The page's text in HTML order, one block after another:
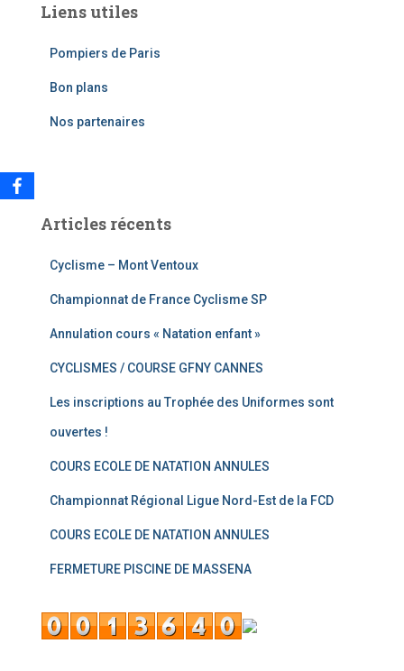
rLiens utiles
Pompiers de Paris
Bon plans
Nos partenaires
Articles récents
Cyclisme – Mont Ventoux
Championnat de France Cyclisme SP
Annulation cours « Natation enfant »
CYCLISMES / COURSE GFNY CANNES
Les inscriptions au Trophée des Uniformes sont
ouvertes !
COURS ECOLE DE NATATION ANNULES
Championnat Régional Ligue Nord-Est de la FCD
COURS ECOLE DE NATATION ANNULES
FERMETURE PISCINE DE MASSENA